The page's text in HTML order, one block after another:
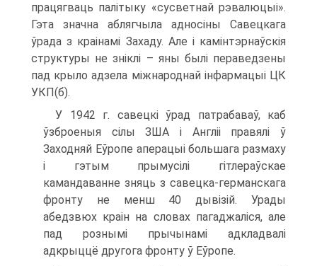
працягваць палітыку «сусветнай рэвалюцыі».
Гэта значна аблягчыла адносіны Савецкага
ўрада з краінамі Захаду. Але і камінтэрнаўскія
структуры не зніклі – яны былі пераведзены
пад крыло адзела міжнароднай інфармацыі ЦК
УКП(б).
У 1942 г. савецкі ўрад патрабаваў, каб
ўзброеныя сілы ЗША і Англіі правялі ў
Заходняй Еўропе аперацыі большага размаху
і гэтым прымусілі гітлераўскае
камандаванне зняць з савецка-германскага
фронту не менш 40 дывізій. Урады
абедзвюх краін на словах пагаджаліся, але
пад рознымі прычынамі адкладвалі
адкрыццё другога фронту ў Еўропе.